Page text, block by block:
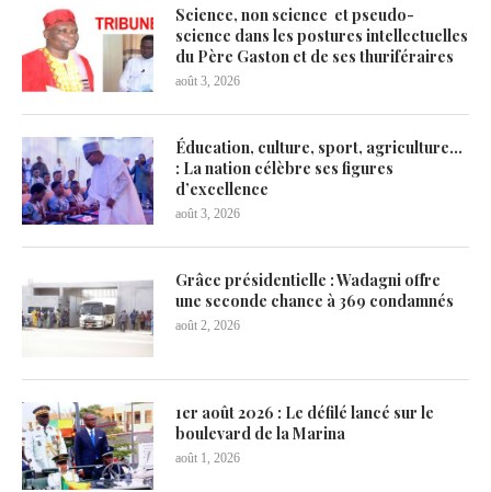
Science, non science et pseudo-
science dans les postures intellectuelles
du Père Gaston et de ses thuriféraires
août 3, 2026
Éducation, culture, sport, agriculture…
: La nation célèbre ses figures
d’excellence
août 3, 2026
Grâce présidentielle : Wadagni offre
une seconde chance à 369 condamnés
août 2, 2026
1er août 2026 : Le défilé lancé sur le
boulevard de la Marina
août 1, 2026